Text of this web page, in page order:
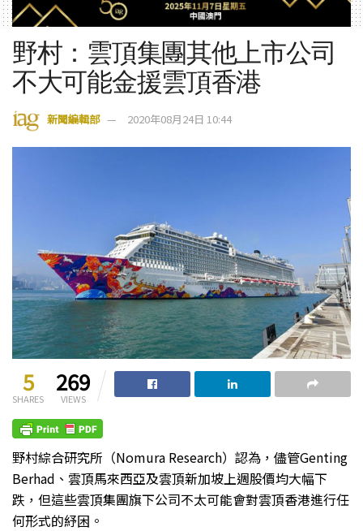
野村：雲頂集團其他上市公司
不大可能金援雲頂香港
新聞編輯部 2020年08月24日 10:44
5
SHARES
269
VIEWS
野村綜合研究所（Nomura Research）認為，儘管Genting
Berhad、雲頂馬來西亞及雲頂新加坡上週股價均大幅下
跌，但這些雲頂集團旗下公司不太可能會對雲頂香港進行任
何形式的紓困。